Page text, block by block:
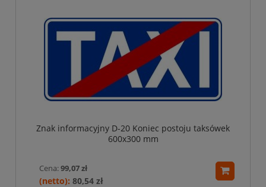
Znak informacyjny D-20 Koniec postoju taksówek
600x300 mm
Cena:99,07 zł
80,54 zł